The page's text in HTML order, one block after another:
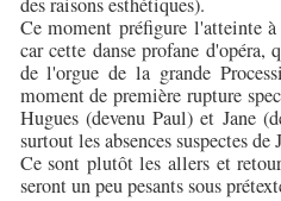
Ce moment préfigure l'atteinte
car cette danse profane d'opéra,
de l'orgue de la grande
moment de première rupture
Hugues (devenu Paul) et Jane
surtout les absences suspectes
Ce sont plutôt les allers et
seront un peu pesants sous